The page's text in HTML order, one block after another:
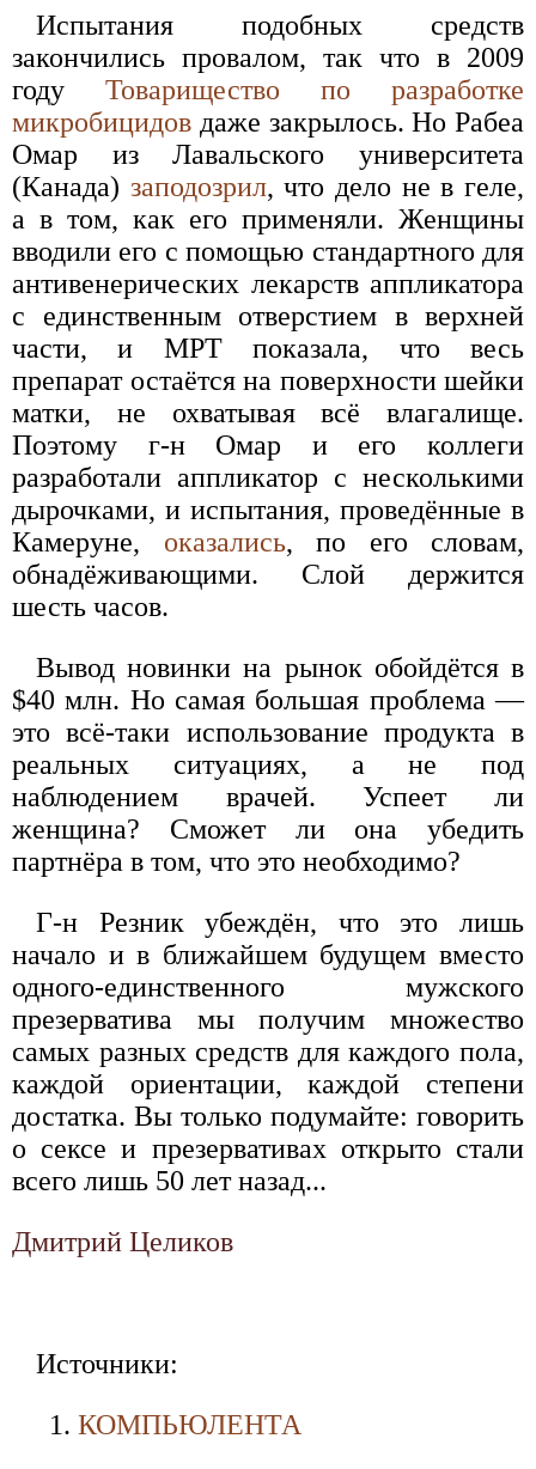
Испытания подобных средств
закончились провалом, так что в 2009
году Товарищество по разработке
микробицидов даже закрылось. Но Рабеа
Омар из Лавальского университета
(Канада) заподозрил, что дело не в геле,
а в том, как его применяли. Женщины
вводили его с помощью стандартного для
антивенерических лекарств аппликатора
с единственным отверстием в верхней
части, и МРТ показала, что весь
препарат остаётся на поверхности шейки
матки, не охватывая всё влагалище.
Поэтому г-н Омар и его коллеги
разработали аппликатор с несколькими
дырочками, и испытания, проведённые в
Камеруне, оказались, по его словам,
обнадёживающими. Слой держится
шесть часов.
Вывод новинки на рынок обойдётся в
$40 млн. Но самая большая проблема —
это всё-таки использование продукта в
реальных ситуациях, а не под
наблюдением врачей. Успеет ли
женщина? Сможет ли она убедить
партнёра в том, что это необходимо?
Г-н Резник убеждён, что это лишь
начало и в ближайшем будущем вместо
одного-единственного мужского
презерватива мы получим множество
самых разных средств для каждого пола,
каждой ориентации, каждой степени
достатка. Вы только подумайте: говорить
о сексе и презервативах открыто стали
всего лишь 50 лет назад...
Дмитрий Целиков
Источники:
КОМПЬЮЛЕНТА